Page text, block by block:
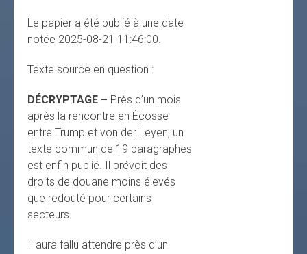
Le papier a été publié à une date
notée 2025-08-21 11:46:00.
Texte source en question :
DÉCRYPTAGE – Près d’un mois
après la rencontre en Écosse
entre Trump et von der Leyen, un
texte commun de 19 paragraphes
est enfin publié. Il prévoit des
droits de douane moins élevés
que redouté pour certains
secteurs.
Il aura fallu attendre près d’un